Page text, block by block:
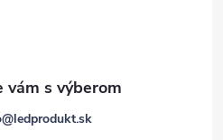
@ledprodukt.sk